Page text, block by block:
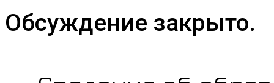
Обсуждение закрыто.